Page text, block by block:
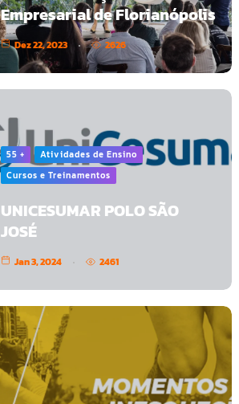
Empresarial de Florianópolis
Dez 22, 2023 2626
55 +
Atividades de Ensino
Cursos e Treinamentos
UNICESUMAR POLO SÃO
JOSÉ
Jan 3, 2024 2461